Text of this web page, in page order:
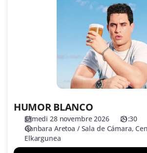
HUMOR BLANCO
samedi 28 novembre 2026
21:30
Ganbara Aretoa / Sala de Cámara
Elkargunea